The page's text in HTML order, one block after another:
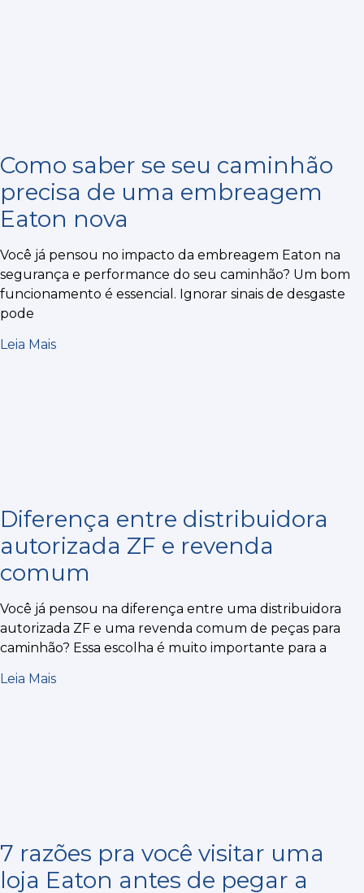
Como saber se seu caminhão
precisa de uma embreagem
Eaton nova
Você já pensou no impacto da embreagem Eaton na
segurança e performance do seu caminhão? Um bom
funcionamento é essencial. Ignorar sinais de desgaste
pode
Leia Mais
Diferença entre distribuidora
autorizada ZF e revenda
comum
Você já pensou na diferença entre uma distribuidora
autorizada ZF e uma revenda comum de peças para
caminhão? Essa escolha é muito importante para a
Leia Mais
7 razões pra você visitar uma
loja Eaton antes de pegar a